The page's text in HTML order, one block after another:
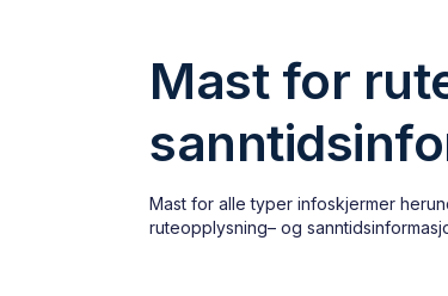
Mast for
Mast for alle typer infoskjermer
ruteopplysning– og